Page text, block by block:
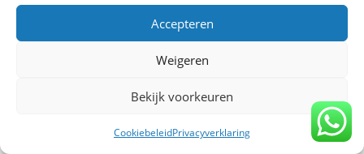
Accepteren
Weigeren
Bekijk voorkeuren
CookiebeleidPrivacyverklaring
Privacy verklaring-Algemene voorwaarden-
Copyright TrainBeter 2025 |Website design by
BeatsbySV